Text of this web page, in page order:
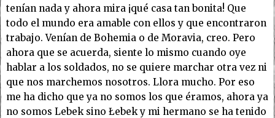
tenían nada y ahora mira ¡qué casa tan bonita! Que
todo el mundo era amable con ellos y que encontraron
trabajo. Venían de Bohemia o de Moravia, creo. Pero
ahora que se acuerda, siente lo mismo cuando oye
hablar a los soldados, no se quiere marchar otra vez ni
que nos marchemos nosotros. Llora mucho. Por eso
me ha dicho que ya no somos los que éramos, ahora ya
no somos Lebek sino Łebek y mi hermano se ha tenido